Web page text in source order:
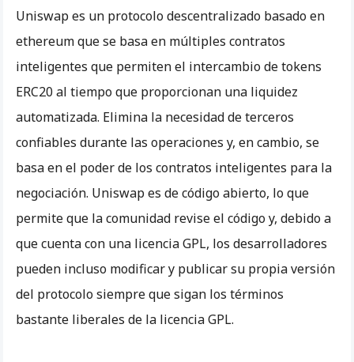
Uniswap es un protocolo descentralizado basado en
ethereum que se basa en múltiples contratos
inteligentes que permiten el intercambio de tokens
ERC20 al tiempo que proporcionan una liquidez
automatizada. Elimina la necesidad de terceros
confiables durante las operaciones y, en cambio, se
basa en el poder de los contratos inteligentes para la
negociación. Uniswap es de código abierto, lo que
permite que la comunidad revise el código y, debido a
que cuenta con una licencia GPL, los desarrolladores
pueden incluso modificar y publicar su propia versión
del protocolo siempre que sigan los términos
bastante liberales de la licencia GPL.